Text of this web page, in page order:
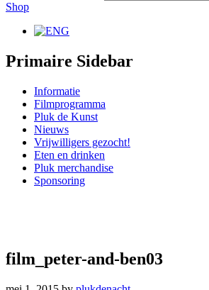
Shop
Primaire Sidebar
Informatie
Filmprogramma
Pluk de Kunst
Nieuws
Vrijwilligers gezocht!
Eten en drinken
Pluk merchandise
Sponsoring
film_peter-and-ben03